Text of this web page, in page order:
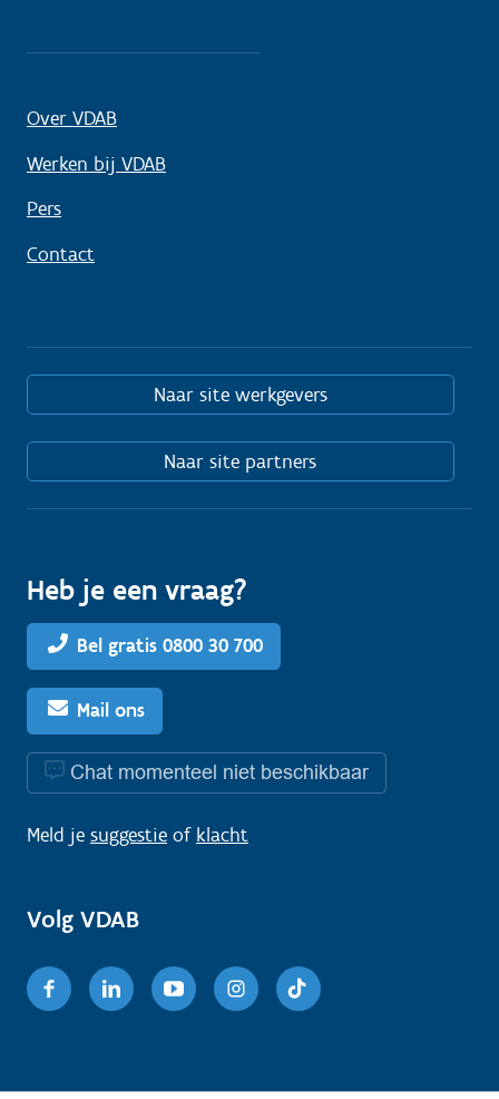
Over VDAB
Werken bij VDAB
Pers
Contact
Naar site werkgevers
Naar site partners
Heb je een vraag?
Bel gratis 0800 30 700
Mail ons
Chat momenteel niet beschikbaar
Meld je suggestie of klacht
Volg VDAB
FacebookLinkedinYoutubeInstagram